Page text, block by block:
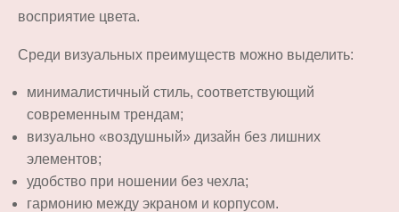
восприятие цвета.
Среди визуальных преимуществ можно выделить:
минималистичный стиль, соответствующий
современным трендам;
визуально «воздушный» дизайн без лишних
элементов;
удобство при ношении без чехла;
гармонию между экраном и корпусом.